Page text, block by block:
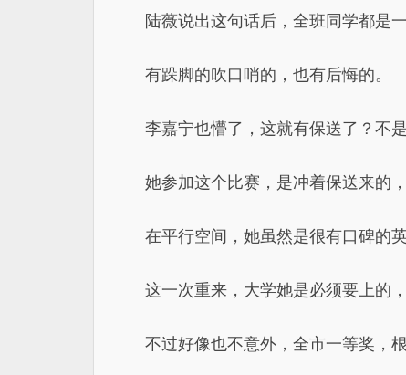
陆薇说出这句话后，全班同学都是
有跺脚的吹口哨的，也有后悔的。
李嘉宁也懵了，这就有保送了？不
她参加这个比赛，是冲着保送来的
在平行空间，她虽然是很有口碑的
这一次重来，大学她是必须要上的
不过好像也不意外，全市一等奖，